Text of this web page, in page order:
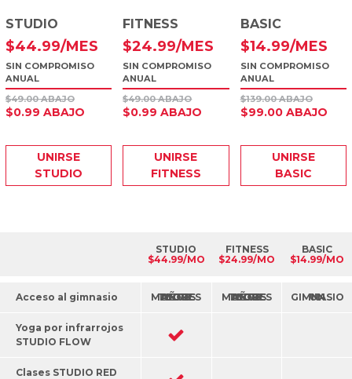
BASIC
$14.99/MES
SIN COMPROMISO
ANUAL
$139.00 ABAJO
$99.00 ABAJO
UNIRSE
BASIC
FITNESS
$24.99/MES
SIN COMPROMISO
ANUAL
$49.00 ABAJO
$0.99 ABAJO
UNIRSE
FITNESS
STUDIO
$44.99/MES
SIN COMPROMISO
ANUAL
$49.00 ABAJO
$0.99 ABAJO
UNIRSE
STUDIO
BASIC
$14.99/MO
FITNESS
$24.99/MO
STUDIO
$44.99/MO
Acceso al gimnasio UN GIMNASIO
TODOS LOS MAYORES DE 70 AÑOS
TODOS LOS MAYORES DE 70 AÑOS
Yoga por infrarrojos
STUDIO FLOW
Clases STUDIO RED